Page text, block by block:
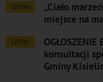
CZYTAJ
„Ciało
miejsce na
CZYTAJ
konsultacji
Gminy